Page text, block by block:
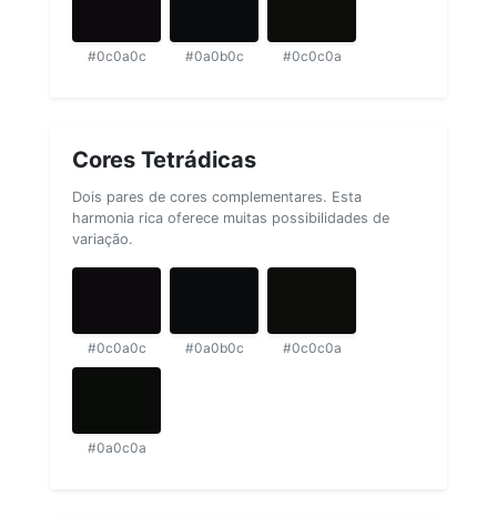
#0c0a0c #0a0b0c #0c0c0a
Cores Tetrádicas
Dois pares de cores complementares. Esta
harmonia rica oferece muitas possibilidades de
variação.
#0c0a0c #0a0b0c #0c0c0a
#0a0c0a